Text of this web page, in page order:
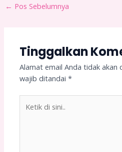
← Pos Sebelumnya
Tinggalkan
Alamat email Anda tidak akan
wajib ditandai*